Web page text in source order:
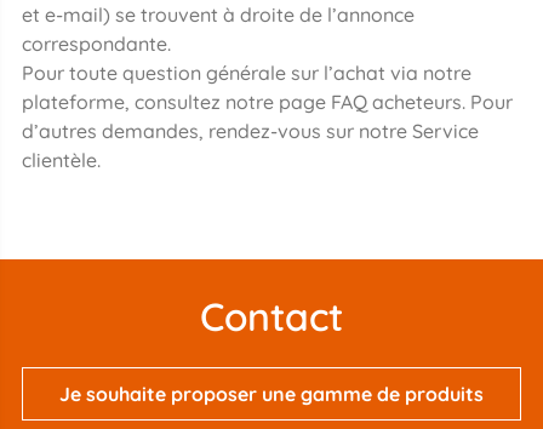
et e-mail) se trouvent à droite de l’annonce
correspondante.
Pour toute question générale sur l’achat via notre
plateforme, consultez notre page FAQ acheteurs. Pour
d’autres demandes, rendez-vous sur notre Service
clientèle.
Contact
Je souhaite proposer une gamme de produits